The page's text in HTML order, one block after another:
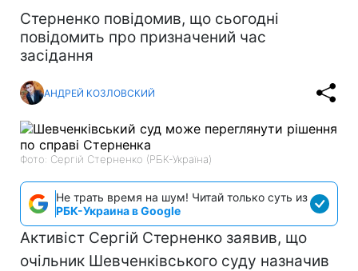
Стерненко повідомив, що сьогодні
повідомить про призначений час
засідання
АНДРЕЙ КОЗЛОВСКИЙ
Фото: Сергій Стерненко (РБК-Україна)
Не трать время на шум! Читай только суть из
РБК-Украина в Google
Активіст Сергій Стерненко заявив, що
очільник Шевченківського суду назначив